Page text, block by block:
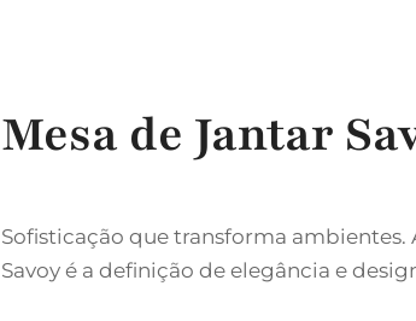
Mesa de Jantar
Sofisticação que transforma ambientes.
Savoy é a definição de elegância e